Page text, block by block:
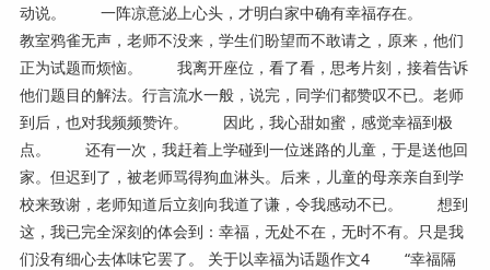
动说。 一阵凉意泌上心头，才明白家中确有幸福存在。
教室鸦雀无声，老师不没来，学生们盼望而不敢请之，原来，他们
正为试题而烦恼。 我离开座位，看了看，思考片刻，接着告诉
他们题目的解法。行言流水一般，说完，同学们都赞叹不已。老师
到后，也对我频频赞许。 因此，我心甜如蜜，感觉幸福到极
点。 还有一次，我赶着上学碰到一位迷路的儿童，于是送他回
家。但迟到了，被老师骂得狗血淋头。后来，儿童的母亲亲自到学
校来致谢，老师知道后立刻向我道了谦，令我感动不已。 想到
这，我已完全深刻的体会到：幸福，无处不在，无时不有。只是我
们没有细心去体味它罢了。 关于以幸福为话题作文4 “幸福隔